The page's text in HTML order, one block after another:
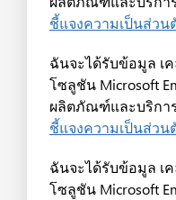
ชี้แจงความเป็นส่วน
ฉันจะได้รับข้อมูล เ
โซลูชัน Microsoft
ผลิตภัณฑ์และบริกา
ชี้แจงความเป็นส่วน
ฉันจะได้รับข้อมูล เ
โซลูชัน Microsoft